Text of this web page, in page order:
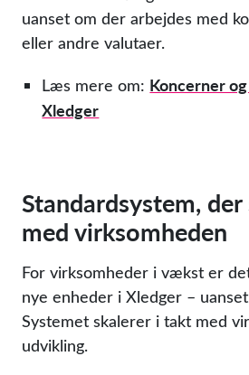
uanset om der arbejdes med
eller andre valutaer.
Læs mere om: Koncerner
Xledger
Standardsystem,
med virksomheden
For virksomheder i vækst er
nye enheder i Xledger –
Systemet skalerer i takt med
udvikling.